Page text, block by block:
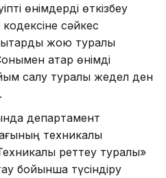
өнімдерді өткізбеу
кодексіне сәйкес
жою туралы
қатар өнімді
салу туралы жедел ден
департамент
техникалық
реттеу туралы»
бойынша түсіндіру